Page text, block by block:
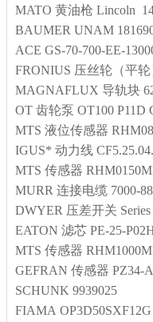
MATO 黄油枪 Lincoln
BAUMER UNAM
ACE GS-70-700-EE-
FRONIUS 压丝轮（平轮
MAGNAFLUX 导轨块
OT 齿轮泵 OT100 P11D
MTS 液位传感器
IGUS* 动力线
MTS 传感器
MURR 连接电缆 7000-
DWYER 压差开关
EATON 滤芯 PE-25-
MTS 传感器
GEFRAN 传感器 PZ34-
SCHUNK 9939025
FIAMA OP3D50SXF12G